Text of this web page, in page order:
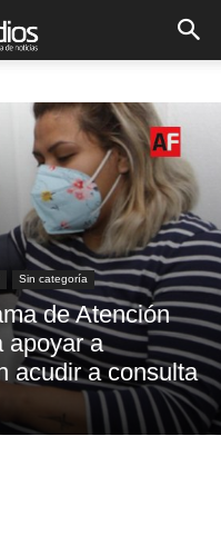
Sin categoría
de Atención
apoyar a
acudir a consulta